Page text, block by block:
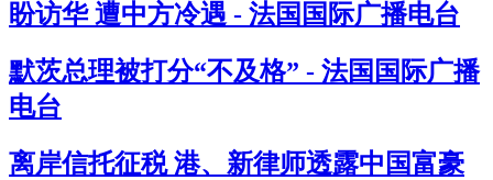
盼访华 遭中方冷遇 - 法国国际广播电台
默茨总理被打分“不及格” - 法国国际广播
电台
离岸信托征税 港、新律师透露中国富豪